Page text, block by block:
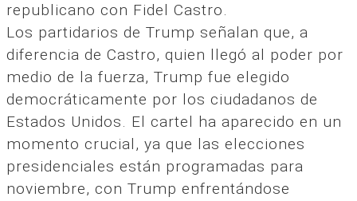
republicano con Fidel Castro.
Los partidarios de Trump señalan que, a
diferencia de Castro, quien llegó al poder por
medio de la fuerza, Trump fue elegido
democráticamente por los ciudadanos de
Estados Unidos. El cartel ha aparecido en un
momento crucial, ya que las elecciones
presidenciales están programadas para
noviembre, con Trump enfrentándose